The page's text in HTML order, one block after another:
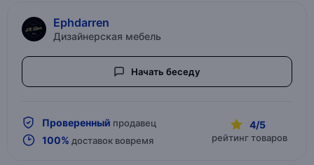
Ephdarren
Дизайнерская мебель
Начать беседу
Проверенный продавец
100% доставок вовремя
4/5
рейтинг товаров